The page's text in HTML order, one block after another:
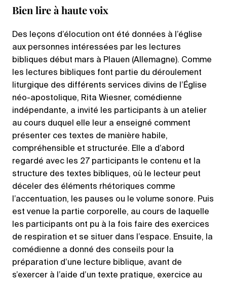
Bien lire à haute voix
Des leçons d’élocution ont été données à l’église
aux personnes intéressées par les lectures
bibliques début mars à Plauen (Allemagne). Comme
les lectures bibliques font partie du déroulement
liturgique des différents services divins de l’Église
néo-apostolique, Rita Wiesner, comédienne
indépendante, a invité les participants à un atelier
au cours duquel elle leur a enseigné comment
présenter ces textes de manière habile,
compréhensible et structurée. Elle a d’abord
regardé avec les 27 participants le contenu et la
structure des textes bibliques, où le lecteur peut
déceler des éléments rhétoriques comme
l’accentuation, les pauses ou le volume sonore. Puis
est venue la partie corporelle, au cours de laquelle
les participants ont pu à la fois faire des exercices
de respiration et se situer dans l’espace. Ensuite, la
comédienne a donné des conseils pour la
préparation d’une lecture biblique, avant de
s’exercer à l’aide d’un texte pratique, exercice au